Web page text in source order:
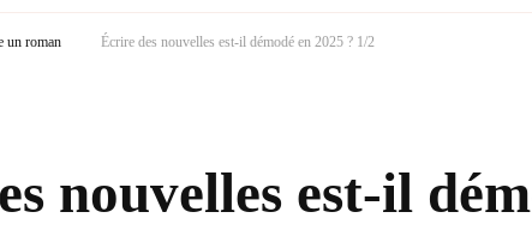
un roman Écrire des nouvelles est-il démodé en 2025 ? 1/2
nouvelles est-il